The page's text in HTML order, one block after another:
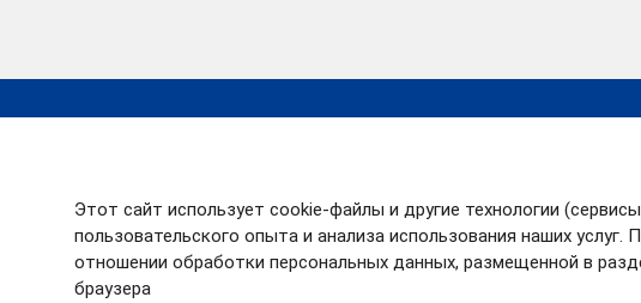
Этот сайт использует cookie-файлы и другие технологии
пользовательского опыта и анализа использования наших
отношении обработки персональных данных, размещенной в
браузера
Структура